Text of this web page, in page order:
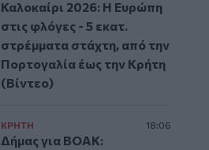
Καλοκαίρι 2026: Η Ευρώπη
στις φλόγες - 5 εκατ.
στρέμματα στάχτη, από την
Πορτογαλία έως την Κρήτη
(Βίντεο)
ΚΡΗΤΗ 18:06
Δήμας για ΒΟΑΚ: